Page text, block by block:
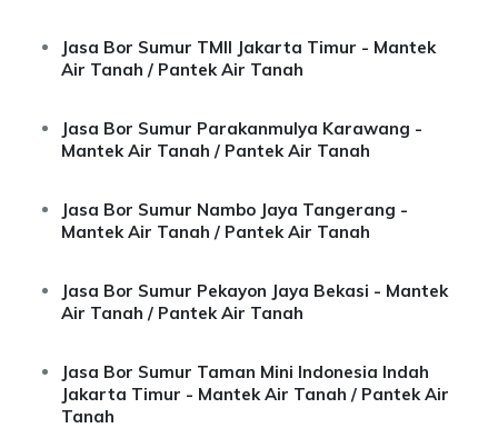
Jasa Bor Sumur TMII Jakarta Timur - Mantek
Air Tanah / Pantek Air Tanah
Jasa Bor Sumur Parakanmulya Karawang -
Mantek Air Tanah / Pantek Air Tanah
Jasa Bor Sumur Nambo Jaya Tangerang -
Mantek Air Tanah / Pantek Air Tanah
Jasa Bor Sumur Pekayon Jaya Bekasi - Mantek
Air Tanah / Pantek Air Tanah
Jasa Bor Sumur Taman Mini Indonesia Indah
Jakarta Timur - Mantek Air Tanah / Pantek Air
Tanah